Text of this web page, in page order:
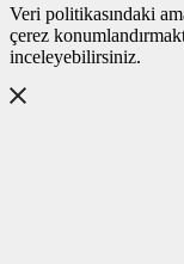
Veri politikasındaki
çerez
inceleyebilirsiniz.